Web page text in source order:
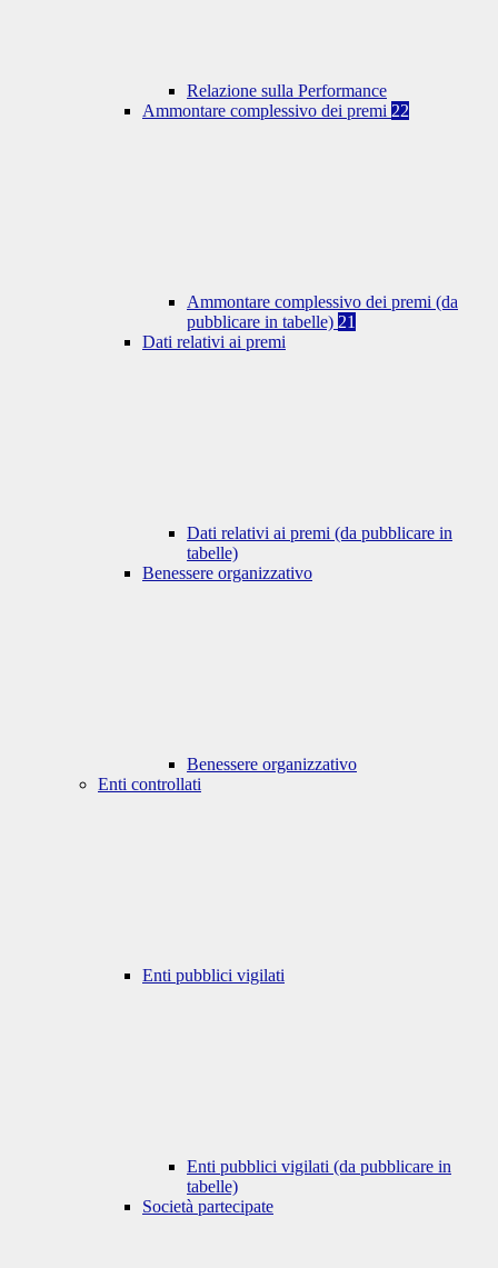
Relazione sulla Performance
Ammontare complessivo dei premi 22
Ammontare complessivo dei premi (da
pubblicare in tabelle) 21
Dati relativi ai premi
Dati relativi ai premi (da pubblicare in
tabelle)
Benessere organizzativo
Benessere organizzativo
Enti controllati
Enti pubblici vigilati
Enti pubblici vigilati (da pubblicare in
tabelle)
Società partecipate